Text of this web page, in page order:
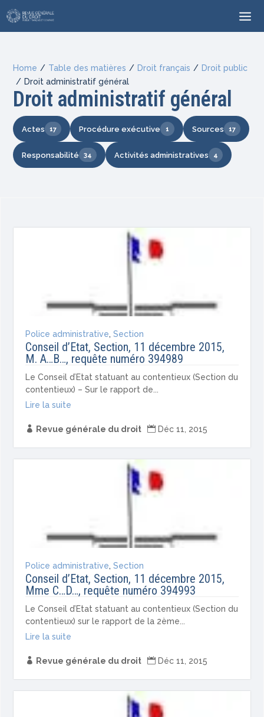
Home / Table des matières / Droit français / Droit public
/ Droit administratif général
Droit administratif général
Actes 17 Procédure exécutive 1 Sources 17
Responsabilité 34 Activités administratives 4
Police administrative,Section
Conseil d’Etat, Section, 11 décembre 2015,
M. A…B…, requête numéro 394989
Le Conseil d’Etat statuant au contentieux (Section du
contentieux) – Sur le rapport de...
Lire la suite
 Revue générale du droit  Déc 11, 2015
Police administrative,Section
Conseil d’Etat, Section, 11 décembre 2015,
Mme C…D…, requête numéro 394993
Le Conseil d’Etat statuant au contentieux (Section du
contentieux) sur le rapport de la 2ème...
Lire la suite
 Revue générale du droit  Déc 11, 2015